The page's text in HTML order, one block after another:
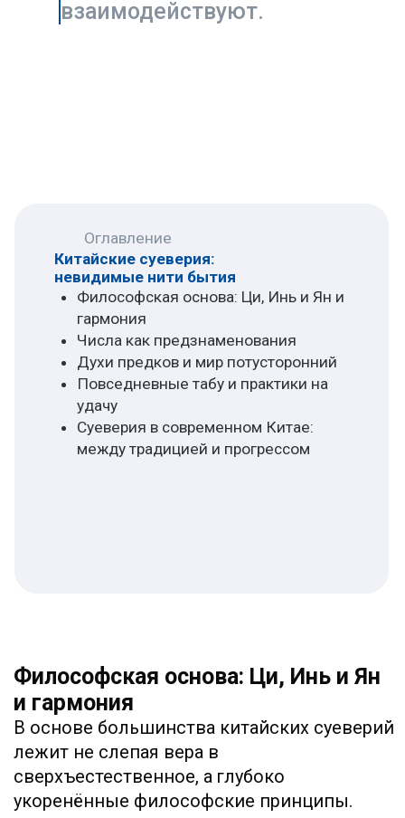
удачу
Суеверия в современном Китае:
Философская основа: Ци, Инь и Ян
и гармония
В основе большинства китайских суеверий
лежит не слепая вера в
сверхъестественное, а глубоко
укоренённые философские принципы.
Главным из них является концепция ци —
универсальной жизненной энергии,
которая протекает через все сущее: людей,
предметы, здания и окружающий
ландшафт. Задача человека — жить в
гармонии с потоком ци, не препятствовать
существовать друг без друга: тёмное и
светлое, женское и мужское, пассивное и
активное. Задача — поддерживать между
направлены именно на восстановление
или сохранение этого равновесия. Таким
образом, действие, которое со стороны